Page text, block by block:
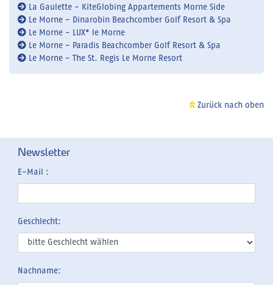
La Gaulette - KiteGlobing Appartements Morne Side
Le Morne - Dinarobin Beachcomber Golf Resort & Spa
Le Morne - LUX* le Morne
Le Morne - Paradis Beachcomber Golf Resort & Spa
Le Morne - The St. Regis Le Morne Resort
Zurück nach oben
Newsletter
E-Mail :
Geschlecht:
Nachname: